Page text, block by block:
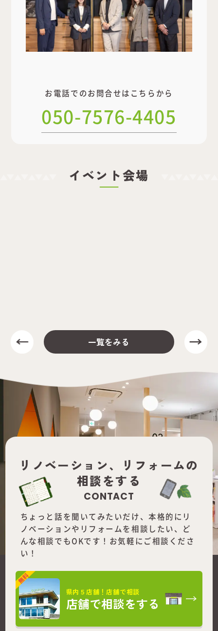
お電話でのお問合せはこちらから
050-7576-4405
イベント会場
一覧をみる
リノベーション、
リフォームの
相談をする
CONTACT
ちょっと話を聞いてみたいだけ、本格的にリ
ノベーションやリフォームを相談したい、ど
んな相談でもOKです！お気軽にご相談くださ
い！
県内５店舗！店舗で相談
店舗で相談をする